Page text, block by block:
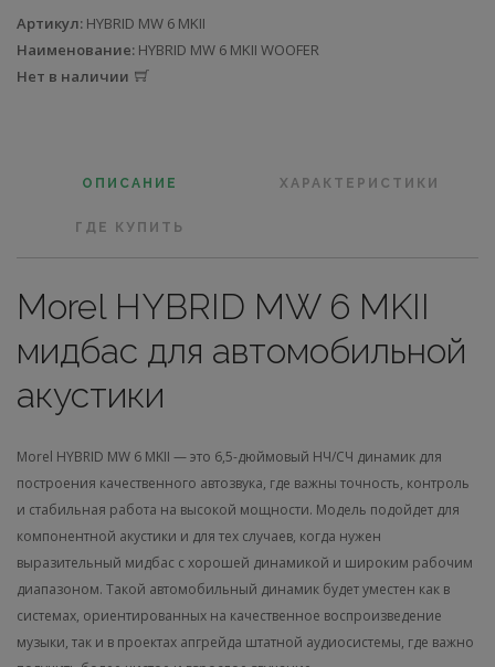
Артикул: HYBRID MW 6 MKII
Наименование: HYBRID MW 6 MKII WOOFER
Нет в наличии
ОПИСАНИЕ ХАРАКТЕРИСТИКИ
ГДЕ КУПИТЬ
Morel HYBRID MW 6 MKII
мидбас для автомобильной
акустики
Morel HYBRID MW 6 MKII — это 6,5-дюймовый НЧ/СЧ динамик для
построения качественного автозвука, где важны точность, контроль
и стабильная работа на высокой мощности. Модель подойдет для
компонентной акустики и для тех случаев, когда нужен
выразительный мидбас с хорошей динамикой и широким рабочим
диапазоном. Такой автомобильный динамик будет уместен как в
системах, ориентированных на качественное воспроизведение
музыки, так и в проектах апгрейда штатной аудиосистемы, где важно